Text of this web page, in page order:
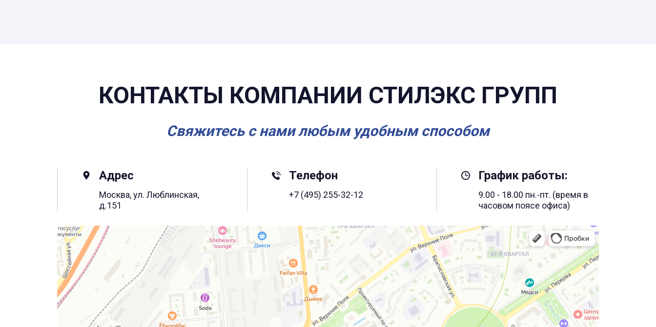
КОНТАКТЫ КОМПАНИИ СТИЛЭКС ГРУПП
Свяжитесь с нами любым удобным способом
Адрес
Москва, ул. Люблинская,
д.151
Телефон
+7 (495) 255-32-12
График работы:
9.00 - 18.00 пн.-пт. (время в
часовом поясе офиса)